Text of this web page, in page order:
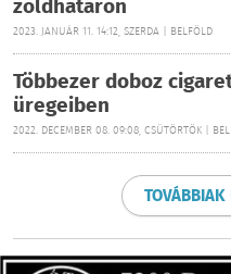
zöldhatáron
2023. JANUÁR 11. 14:12, SZERDA | BELFÖLD
Többezer doboz
üregeiben
2022. DECEMBER 08. 09:08, CSÜTÖRTÖK |
TOVÁBBIAK